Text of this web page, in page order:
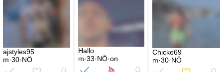
ajstyles95
m·30·NÖ
Hallo
m·33·NÖ·on
Chicko69
m·30·NÖ